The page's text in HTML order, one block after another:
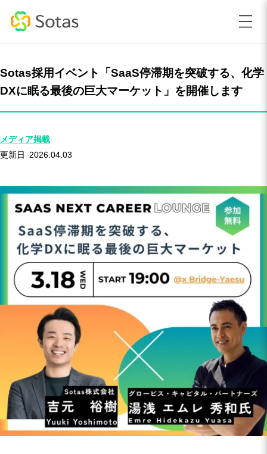
メディア掲載
2026.04.03
Sotas採用イベント「SaaS停滞期を突破する、化学
DXに眠る最後の巨大マーケット」を開催します